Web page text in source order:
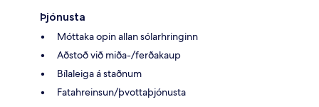
Þjónusta
Móttaka opin allan sólarhringinn
Aðstoð við miða-/ferðakaup
Bílaleiga á staðnum
Fatahreinsun/þvottaþjónusta